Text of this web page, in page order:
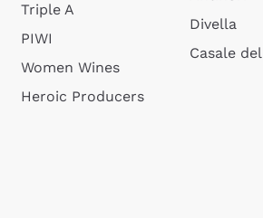
Triple A
PIWI
Women Wines
Heroic Producers
Divella
Casale